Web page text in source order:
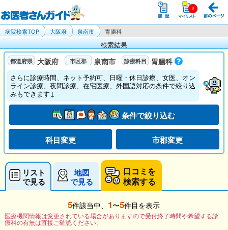
病院検索TOP 大阪府 泉南市 胃腸科
検索結果
大阪府 泉南市 胃腸科
さらに診療時間、ネット予約可、日曜・休日診療、女医、オン
ライン診療、夜間診療、在宅医療、外国語対応の条件で絞り込
みもできます↓
条件で絞り込む
科目変更 市郡変更
リスト
で見る
地図
で見る
口コミを
検索する
5件該当中、 1〜5件目を表示
医療機関情報は変更されている場合がありますので受付終了時間や希望する診
療科の有無は直接ご確認ください。